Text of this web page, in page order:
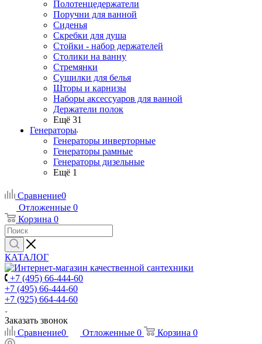
Полотенцедержатели
Поручни для ванной
Сиденья
Скребки для душа
Стойки - набор держателей
Столики на ванну
Стремянки
Сушилки для белья
Шторы и карнизы
Наборы аксессуаров для ванной
Держатели полок
Ещё 31
Генераторы
Генераторы инверторные
Генераторы рамные
Генераторы дизельные
Ещё 1
Сравнение0
Отложенные 0
Корзина 0
КАТАЛОГ
+7 (495) 66-444-60
+7 (495) 66-444-60
+7 (925) 664-44-60
Заказать звонок
Сравнение0 Отложенные 0 Корзина 0